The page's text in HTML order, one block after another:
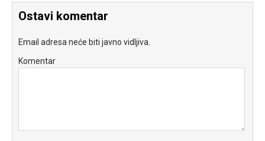
Ostavi komentar
Email adresa neće biti javno vidljiva.
Komentar